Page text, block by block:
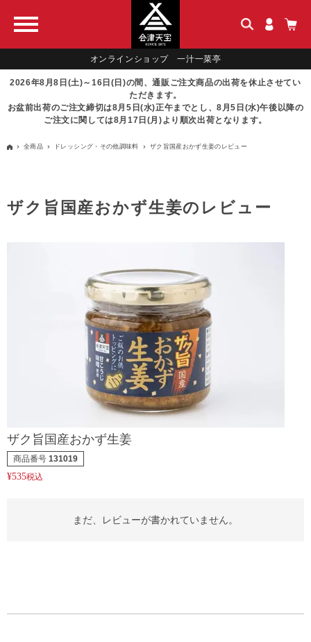
オンラインショップ 一汁一菜亭
2026年8月8日(土)～16日(日)の間、通販ご注文商品の出荷を休止させてい
ただきます。
お盆前出荷のご注文締切は8月5日(水)正午までとし、8月5日(水)午後以降の
ご注文に関しては8月17日(月)より順次出荷となります。
全商品 ドレッシング・その他調味料 ザク旨国産おかず生姜のレビュー
ザク旨国産おかず生姜のレビュー
ザク旨国産おかず生姜
商品番号 131019
¥535税込
まだ、レビューが書かれていません。